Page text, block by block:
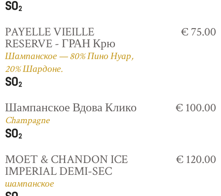
PAYELLE VIEILLE
RESERVE - ГРАН Крю
Шампанское — 80% Пино Нуар,
20% Шардоне.
€ 75.00
Шампанское Вдова Клико
Champagne
€ 100.00
MOET & CHANDON ICE
IMPERIAL DEMI-SEC
шампанское
€ 120.00